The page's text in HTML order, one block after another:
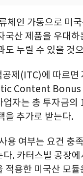
체인 가동으로 미국
국산 제품을 우대하
도 누릴 수 있을 것
공제(ITC)에 따르면
Content Bonus
업자는 총 투자금의
을 추가로 받는다.
용 여부는 요건 충
. 카터스빌 공장에
적용한 미국산 모듈